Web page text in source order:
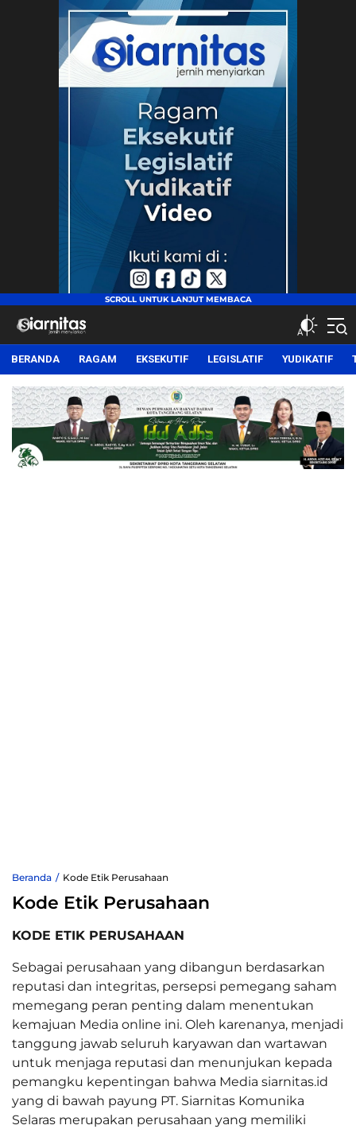
siarnitas
Jernih Menyiarkan
BERANDA RAGAM EKSEKUTIF LEGISLATIF YUDIKATIF
Beranda Kode Etik Perusahaan
Kode Etik Perusahaan
KODE ETIK PERUSAHAAN
Sebagai perusahaan yang dibangun berdasarkan
reputasi dan integritas, persepsi pemegang saham
memegang peran penting dalam menentukan
kemajuan Media online ini. Oleh karenanya, menjadi
tanggung jawab seluruh karyawan dan wartawan
untuk menjaga reputasi dan menunjukan kepada
pemangku kepentingan bahwa Media siarnitas.id
yang di bawah payung PT. Siarnitas Komunika
Selaras merupakan perusahaan yang memiliki